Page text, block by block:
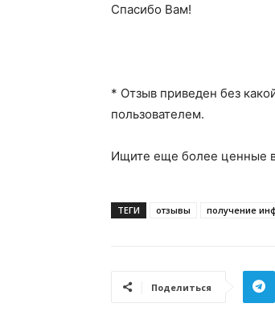
Спасибо Вам!
* Отзыв приведен без
пользователем.
Ищите еще более ценные
ТЕГИ отзывы получение
Поделиться